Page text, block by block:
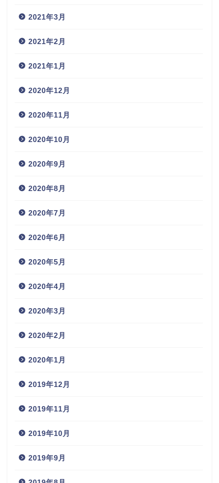
2021年3月
2021年2月
2021年1月
2020年12月
2020年11月
2020年10月
2020年9月
2020年8月
2020年7月
2020年6月
2020年5月
2020年4月
2020年3月
2020年2月
2020年1月
2019年12月
2019年11月
2019年10月
2019年9月